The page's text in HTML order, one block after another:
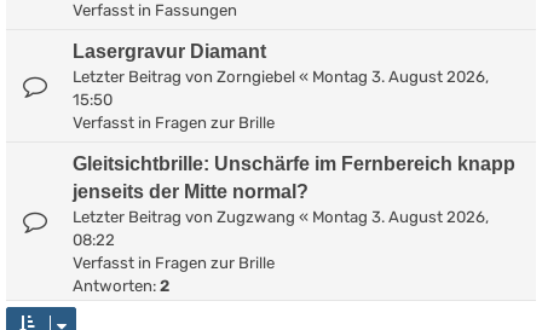
Verfasst in Fassungen
Lasergravur Diamant
Letzter Beitrag von Zorngiebel « Montag 3. August 2026,
15:50
Verfasst in Fragen zur Brille
Gleitsichtbrille: Unschärfe im Fernbereich knapp
jenseits der Mitte normal?
Letzter Beitrag von Zugzwang « Montag 3. August 2026,
08:22
Verfasst in Fragen zur Brille
Antworten: 2